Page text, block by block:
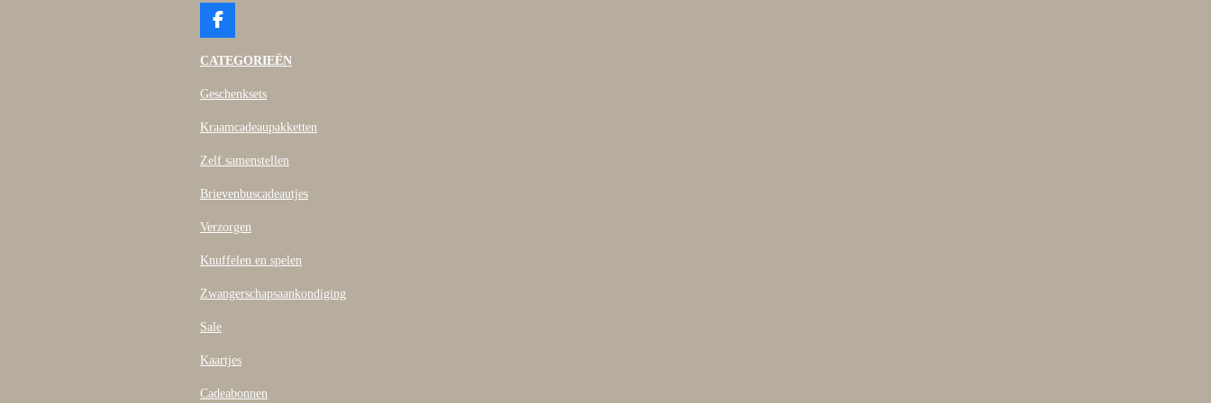
F
c
b
o
CATEGORIEËN
Geschenksets
Kraamcadeaupakketten
Zelf samenstellen
Brievenbuscadeautjes
Verzorgen
Knuffelen en spelen
Zwangerschapsaankondiging
Sale
Kaartjes
Cadeabonnen